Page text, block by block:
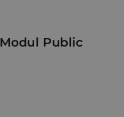
Modul Public